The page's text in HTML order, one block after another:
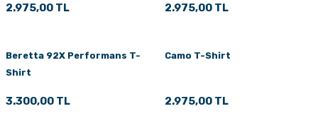
2.975,00 TL 2.975,00 TL
Beretta 92X Performans T-
Shirt
3.300,00 TL
Camo T-Shirt
2.975,00 TL